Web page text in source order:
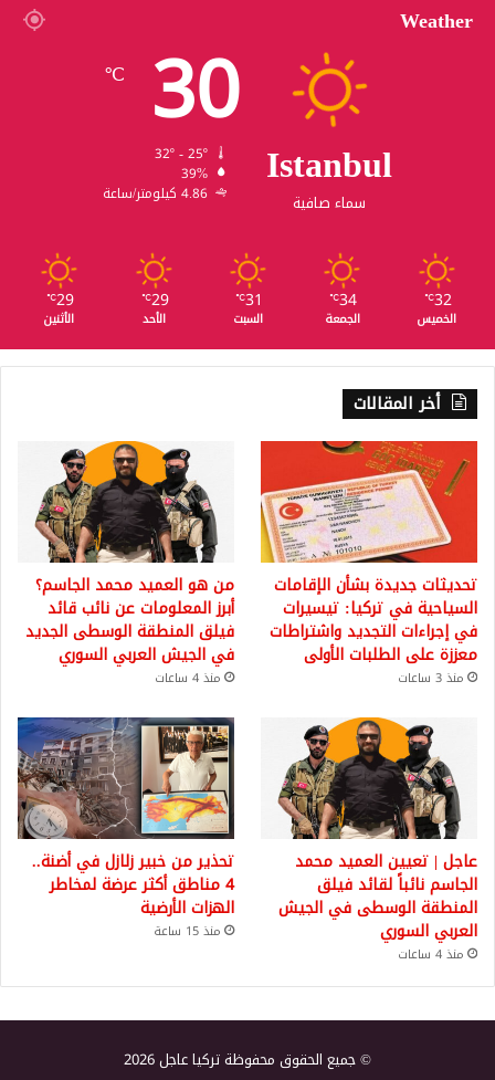
Weather
Istanbul
سماء صافية
30
℃
39%
4.86 كيلومتر/ساعة
32
℃
الخميس
34
℃
الجمعة
31
℃
السبت
29
℃
الأحد
29
℃
الأثنين
أخر المقالات
تحديثات جديدة بشأن الإقامات
السياحية في تركيا: تيسيرات
في إجراءات التجديد واشتراطات
معززة على الطلبات الأولى
منذ 3 ساعات
من هو العميد محمد الجاسم؟
أبرز المعلومات عن نائب قائد
فيلق المنطقة الوسطى الجديد
في الجيش العربي السوري
منذ 4 ساعات
عاجل | تعيين العميد محمد
الجاسم نائباً لقائد فيلق
المنطقة الوسطى في الجيش
العربي السوري
منذ 4 ساعات
تحذير من خبير زلازل في أضنة..
4 مناطق أكثر عرضة لمخاطر
الهزات الأرضية
منذ 15 ساعة
© جميع الحقوق محفوظة تركيا عاجل 2026